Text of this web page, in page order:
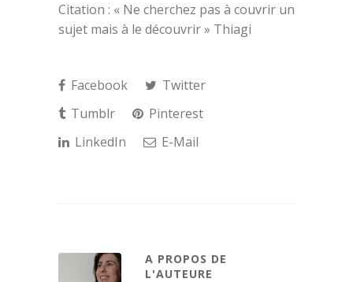
Citation : « Ne cherchez pas à couvrir un
sujet mais à le découvrir » Thiagi
Facebook
Twitter
Tumblr
Pinterest
LinkedIn
E-Mail
A PROPOS DE
L'AUTEURE